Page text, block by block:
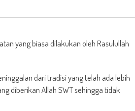
yang biasa dilakukan oleh Rasulullah
dari tradisi yang telah ada lebih
diberikan Allah SWT sehingga tidak